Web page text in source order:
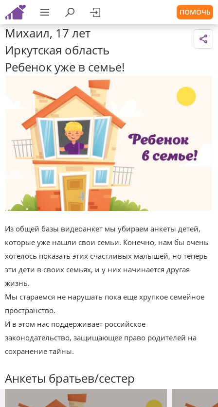
ПОМОЧЬ
Михаил, 17 лет
Иркутская область
Ребенок уже в семье!
Из общей базы видеоанкет мы убираем анкеты детей,
которые уже нашли свои семьи. Конечно, нам бы очень
хотелось показать этих счастливых малышей, но теперь
эти дети в своих семьях, и у них начинается другая
жизнь.
Мы стараемся не нарушать пока еще хрупкое семейное
пространство.
И в этом нас поддерживает российское
законодательство, защищающее право родителей на
сохранение тайны.
Анкеты братьев/сестер